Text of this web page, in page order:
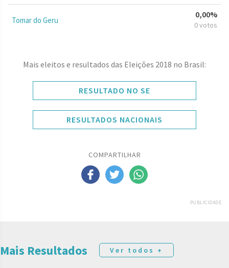
Tomar do Geru
0,00%
0 votos
Mais eleitos e resultados das Eleições 2018 no Brasil:
RESULTADO NO SE
RESULTADOS NACIONAIS
COMPARTILHAR
PUBLICIDADE
Mais Resultados Ver todos +